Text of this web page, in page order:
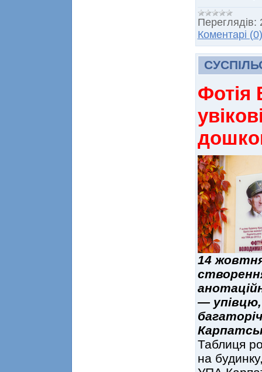
Переглядів:
Коментарі (0)
Фотія
14
—
Таблиця
на